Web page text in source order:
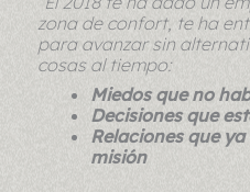
zona de confort, te ha
para avanzar sin
cosas al tiempo:
Miedos que no
Decisiones que
Relaciones que
misión